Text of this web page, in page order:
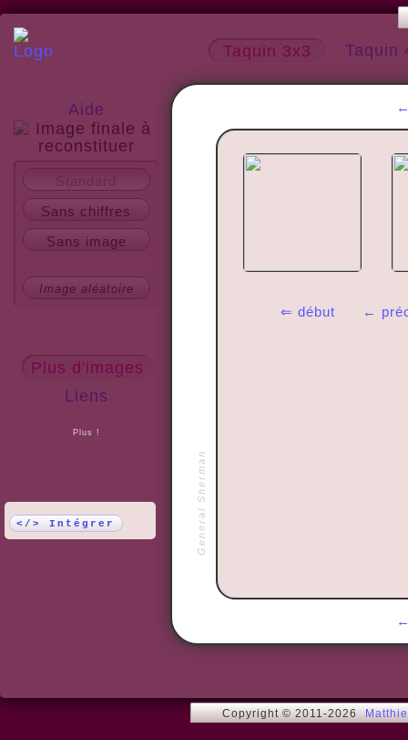
Taquin 3x3 Taquin
Aide
Plus d'images
Liens
Plus !
Sans chiffres
Sans image
Image aléatoire
</> Intégrer General Sherman
⇐ début ←
Copyright © 2011-2026